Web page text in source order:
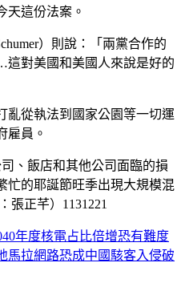
天這份法案。
）則說：「兩黨合作的
對美國和美國人來說是好的
亂從執法到國家公園等一切運
雇員。
、飯店和其他公司面臨的損
忙的耶誕節旺季出現大規模混
張正芊）1131221
年度核電占比倍增恐有難度
馬拉網路恐成中國駭客入侵破